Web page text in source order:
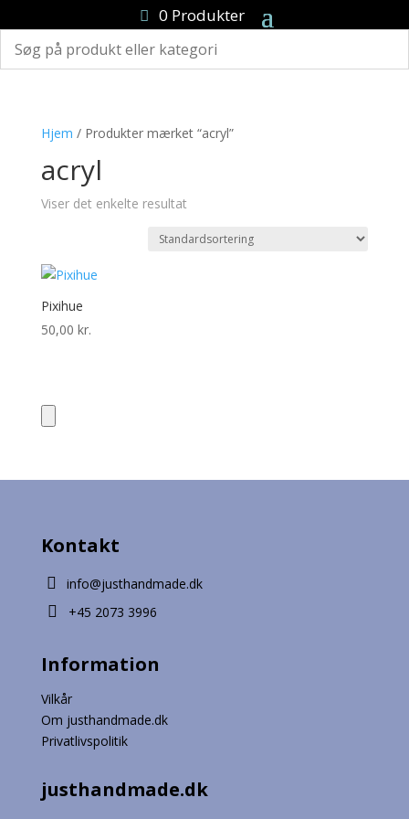
0 Produkter
Hjem / Produkter mærket “acryl”
acryl
Viser det enkelte resultat
Pixihue
50,00 kr.
Kontakt
 info@justhandmade.dk
 +45 2073 3996
Information
Vilkår
Om justhandmade.dk
Privatlivspolitik
justhandmade.dk